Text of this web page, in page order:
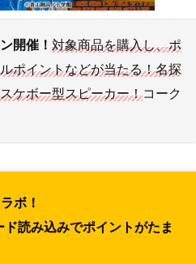
開催！ 対象商品を購入し、ポ
ポイントなどが当たる！名探
スケボー型スピーカー！コーク
ボ！
読み込みでポイントがたま